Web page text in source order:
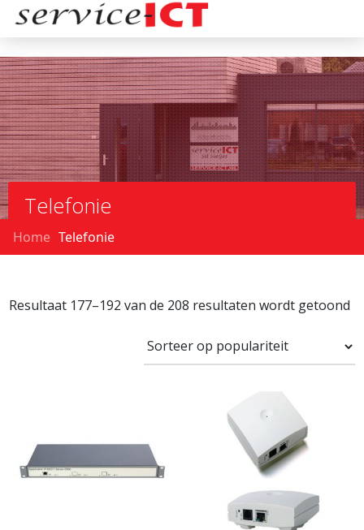
Telefonie
Home Telefonie
Resultaat 177–192 van de 208 resultaten wordt getoond